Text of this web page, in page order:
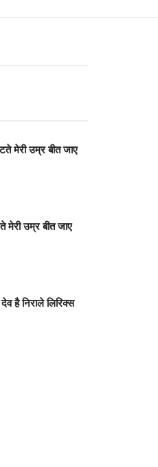
मेरी उम्र बीत जाए
मेरी उम्र बीत जाए
है निराले लिरिक्स